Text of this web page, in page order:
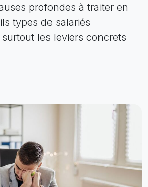
profondes à traiter en
types de salariés
les leviers concrets